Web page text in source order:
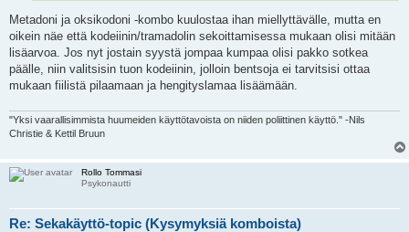
Metadoni ja oksikodoni -kombo kuulostaa ihan miellyttävälle, mutta en
oikein näe että kodeiinin/tramadolin sekoittamisessa mukaan olisi mitään
lisäarvoa. Jos nyt jostain syystä jompaa kumpaa olisi pakko sotkea
päälle, niin valitsisin tuon kodeiinin, jolloin bentsoja ei tarvitsisi ottaa
mukaan fiilistä pilaamaan ja hengityslamaa lisäämään.
"Yksi vaarallisimmista huumeiden käyttötavoista on niiden poliittinen käyttö." -Nils
Christie & Kettil Bruun
Rollo Tommasi
Psykonautti
Re: Sekakäyttö-topic (Kysymyksiä komboista)